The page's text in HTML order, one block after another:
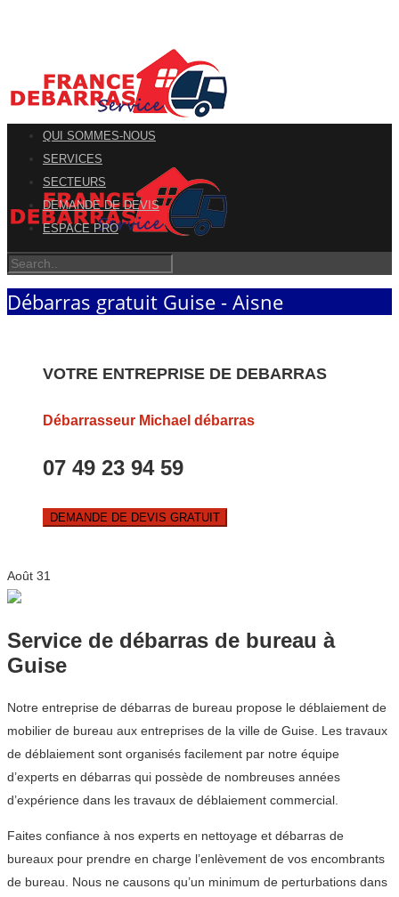
QUI SOMMES-NOUS
SERVICES
SECTEURS
DEMANDE DE DEVIS
ESPACE PRO
Débarras gratuit Guise - Aisne
VOTRE ENTREPRISE DE DEBARRAS
Débarrasseur Michael débarras
07 49 23 94 59
DEMANDE DE DEVIS GRATUIT
Août 31
Service de débarras de bureau à
Guise
Notre entreprise de débarras de bureau propose le déblaiement de
mobilier de bureau aux entreprises de la ville de Guise. Les travaux
de déblaiement sont organisés facilement par notre équipe
d’experts en débarras qui possède de nombreuses années
d’expérience dans les travaux de déblaiement commercial.
Faites confiance à nos experts en nettoyage et débarras de
bureaux pour prendre en charge l’enlèvement de vos encombrants
de bureau. Nous ne causons qu’un minimum de perturbations dans